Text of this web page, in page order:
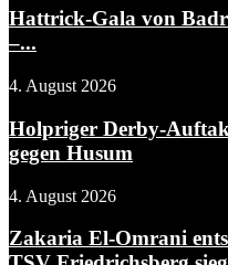
Hattrick-Gala von
–...
4. August 2026
Holpriger Derby-
gegen Husum
4. August 2026
Zakaria El-Omrani